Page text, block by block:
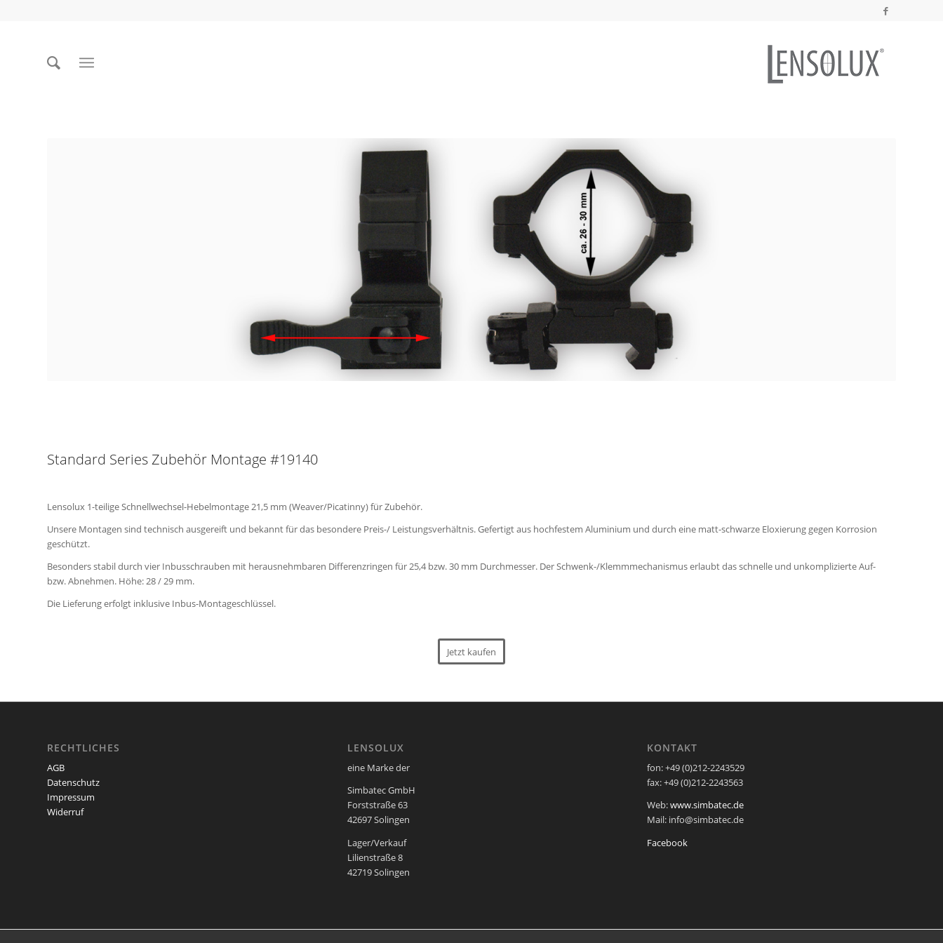
Standard Series Zubehör Montage #19140
Lensolux 1-teilige Schnellwechsel-Hebelmontage 21,5 mm (Weaver/Picatinny) für Zubehör.
Unsere Montagen sind technisch ausgereift und bekannt für das besondere Preis-/ Leistungsverhältnis. Gefertigt aus hochfestem Aluminium und durch eine matt-schwarze Eloxierung gegen Korrosion
geschützt.
Besonders stabil durch vier Inbusschrauben mit herausnehmbaren Differenzringen für 25,4 bzw. 30 mm Durchmesser. Der Schwenk-/Klemmmechanismus erlaubt das schnelle und unkomplizierte Auf-
bzw. Abnehmen. Höhe: 28 / 29 mm.
Die Lieferung erfolgt inklusive Inbus-Montageschlüssel.
Jetzt kaufen
RECHTLICHES
AGB
Datenschutz
Impressum
Widerruf
LENSOLUX
eine Marke der
Simbatec GmbH
Forststraße 63
42697 Solingen
Lager/Verkauf
Lilienstraße 8
42719 Solingen
KONTAKT
fon: +49 (0)212-2243529
fax: +49 (0)212-2243563
Web:www.simbatec.de
Mail: info@simbatec.de
Facebook